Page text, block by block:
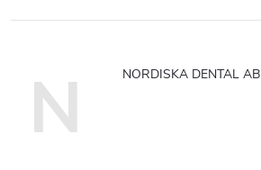
N NORDISKA DENTAL AB